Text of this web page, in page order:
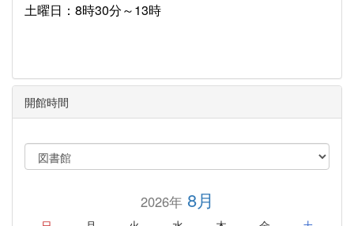
土曜日：8時30分～13時
開館時間
2026年8月